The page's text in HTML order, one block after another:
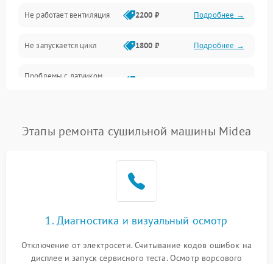
Безопасность
Не работает вентиляция 2200 ₽ Подробнее →
Не запускается цикл 1800 ₽ Подробнее →
Проблемы с датчиком
1500 ₽
Зависает программа 1500 ₽ Подробнее →
Ошибка на дисплее 1290 ₽ Подробнее →
Этапы ремонта сушильной машины Midea
1. Диагностика и визуальный осмотр
Отключение от электросети. Считывание кодов ошибок на
дисплее и запуск сервисного теста. Осмотр ворсового